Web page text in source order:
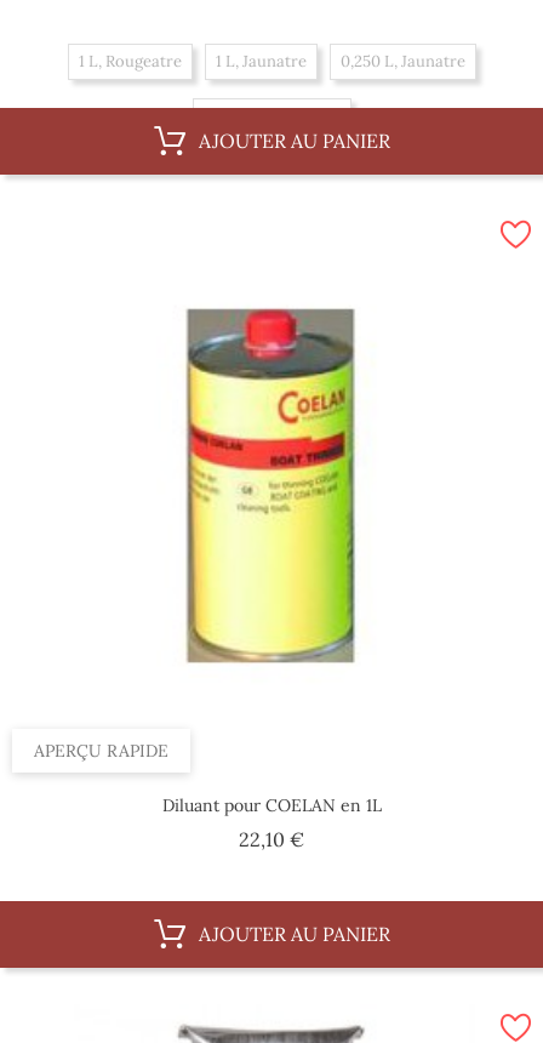
1 L, Rougeatre 1 L, Jaunatre 0,250 L, Jaunatre
AJOUTER AU PANIER
APERÇU RAPIDE
Diluant pour COELAN en 1L
22,10 €Prix
AJOUTER AU PANIER